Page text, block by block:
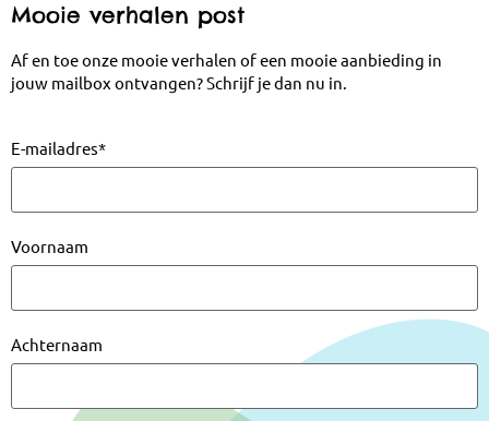
Mooie verhalen post
Af en toe onze mooie verhalen of een mooie aanbieding in
jouw mailbox ontvangen? Schrijf je dan nu in.
E-mailadres*
Voornaam
Achternaam